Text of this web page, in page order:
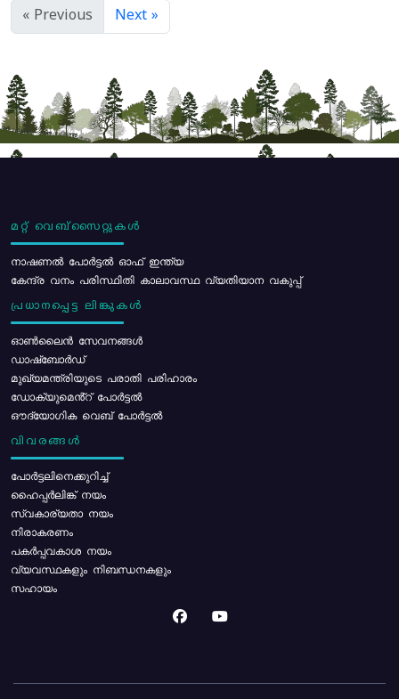
« Previous Next »
മറ്റ് വെബ്സൈറ്റുകൾ
നാഷണൽ പോർട്ടൽ ഓഫ് ഇന്ത്യ
കേന്ദ്ര വനം പരിസ്ഥിതി കാലാവസ്ഥ വ്യതിയാന വകുപ്പ്
പ്രധാനപ്പെട്ട ലിങ്കുകൾ
ഓൺലൈൻ സേവനങ്ങൾ
ഡാഷ്ബോർഡ്
മുഖ്യമന്ത്രിയുടെ പരാതി പരിഹാരം
ഡോക്യുമെൻ്റ് പോർട്ടൽ
ഔദ്യോഗിക വെബ് പോർട്ടൽ
വിവരങ്ങൾ
പോര്‍ട്ടലിനെക്കുറിച്ച്
ഹൈപ്പർലിങ്ക് നയം
സ്വകാര്യതാ നയം
നിരാകരണം
പകർപ്പവകാശ നയം
വ്യവസ്ഥകളും നിബന്ധനകളും
സഹായം